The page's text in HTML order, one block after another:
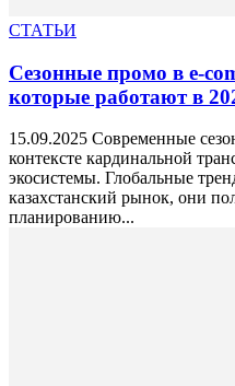
СТАТЬИ
Сезонные промо в e-
которые работают в
15.09.2025 Современные
контексте кардинальной
экосистемы. Глобальные
казахстанский рынок, они
планированию...